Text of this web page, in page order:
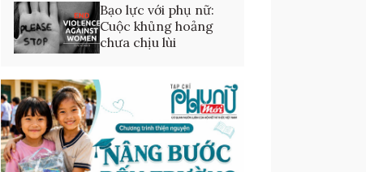
Bạo lực với phụ nữ:
Cuộc khủng hoảng
chưa chịu lùi